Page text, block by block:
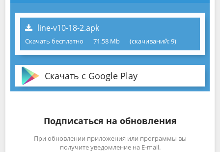
line-v10-18-2.apk
Скачать бесплатно 71.58 Mb (cкачиваний: 9)
Скачать с Google Play
Подписаться на обновления
При обновлении приложения или программы вы
получите уведомление на E-mail.